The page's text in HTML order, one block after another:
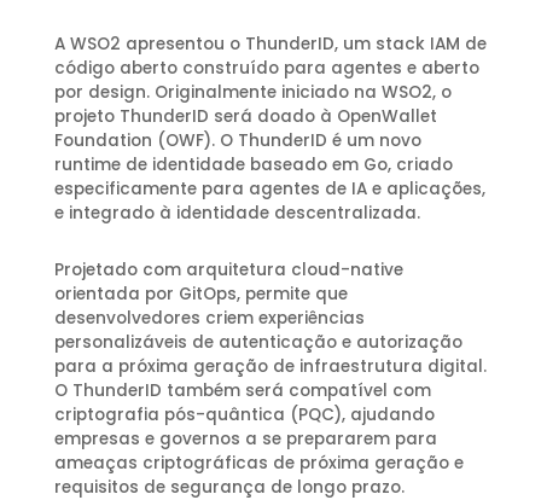
A WSO2 apresentou o ThunderID, um stack IAM de
código aberto construído para agentes e aberto
por design. Originalmente iniciado na WSO2, o
projeto ThunderID será doado à OpenWallet
Foundation (OWF). O ThunderID é um novo
runtime de identidade baseado em Go, criado
especificamente para agentes de IA e aplicações,
e integrado à identidade descentralizada.
Projetado com arquitetura cloud-native
orientada por GitOps, permite que
desenvolvedores criem experiências
personalizáveis de autenticação e autorização
para a próxima geração de infraestrutura digital.
O ThunderID também será compatível com
criptografia pós-quântica (PQC), ajudando
empresas e governos a se prepararem para
ameaças criptográficas de próxima geração e
requisitos de segurança de longo prazo.